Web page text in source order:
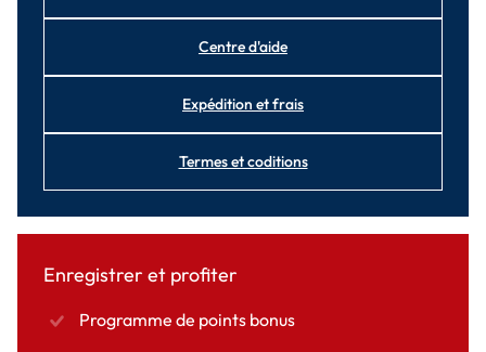
Centre d'aide
Expédition et frais
Termes et coditions
Enregistrer et profiter
Programme de points bonus